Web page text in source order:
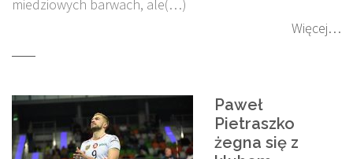
miedziowych barwach, ale(…)
Więcej…
Paweł
Pietraszko
żegna się z